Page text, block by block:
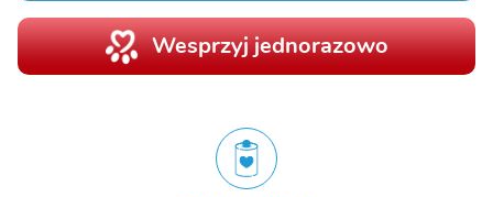
Wesprzyj jednorazowo